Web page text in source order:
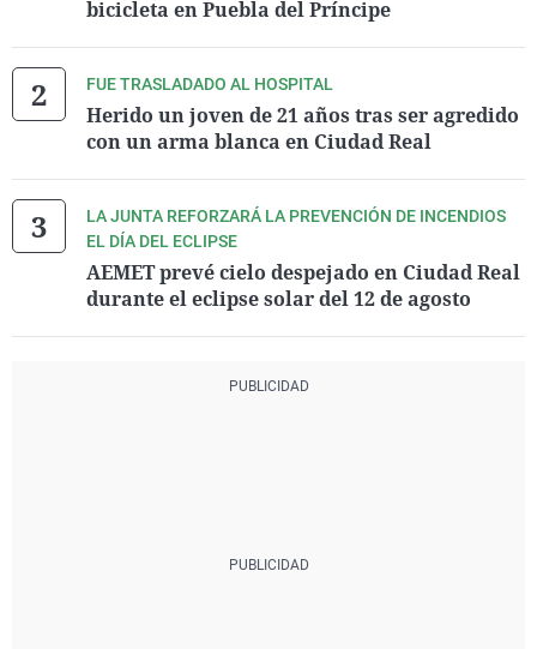
bicicleta en Puebla del Príncipe
FUE TRASLADADO AL HOSPITAL
Herido un joven de 21 años tras ser agredido
con un arma blanca en Ciudad Real
LA JUNTA REFORZARÁ LA PREVENCIÓN DE INCENDIOS
EL DÍA DEL ECLIPSE
AEMET prevé cielo despejado en Ciudad Real
durante el eclipse solar del 12 de agosto